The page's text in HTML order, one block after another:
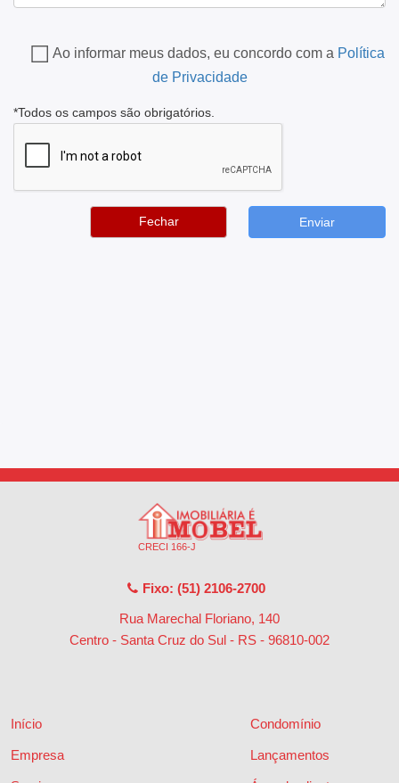
Ao informar meus dados, eu concordo com a Política
de Privacidade
*Todos os campos são obrigatórios.
Fechar
CRECI 166-J
Fixo: (51) 2106-2700
Rua Marechal Floriano, 140
Centro - Santa Cruz do Sul - RS - 96810-002
Início
Empresa
Condomínio
Lançamentos